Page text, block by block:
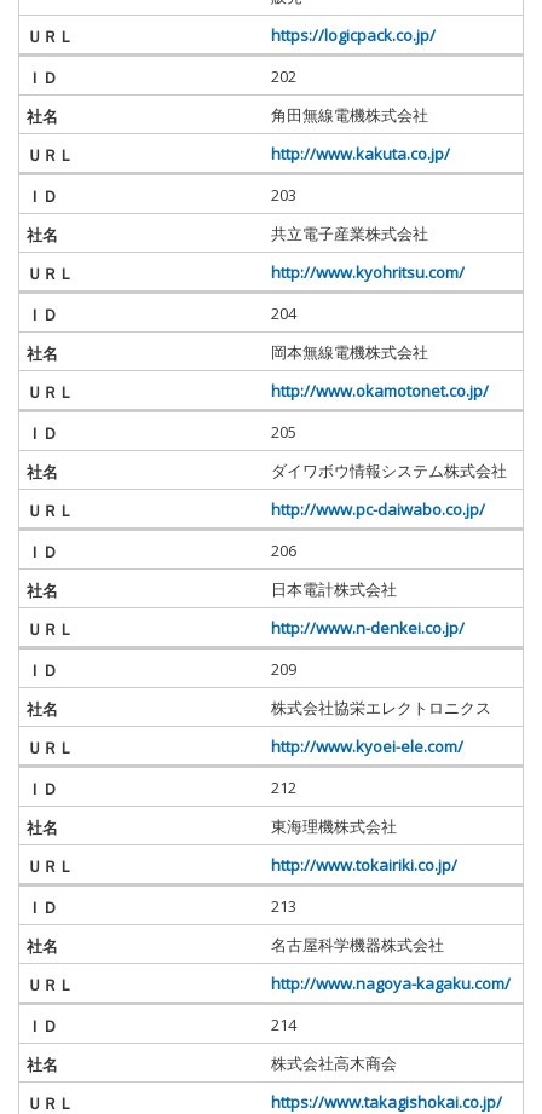
https://logicpack.co.jp/
202
角田無線電機株式会社
http://www.kakuta.co.jp/
203
共立電子産業株式会社
http://www.kyohritsu.com/
204
岡本無線電機株式会社
http://www.okamotonet.co.jp/
205
ダイワボウ情報システム株式会社
http://www.pc-daiwabo.co.jp/
206
日本電計株式会社
http://www.n-denkei.co.jp/
209
株式会社協栄エレクトロニクス
http://www.kyoei-ele.com/
212
東海理機株式会社
http://www.tokairiki.co.jp/
213
名古屋科学機器株式会社
http://www.nagoya-kagaku.com/
214
株式会社高木商会
https://www.takagishokai.co.jp/